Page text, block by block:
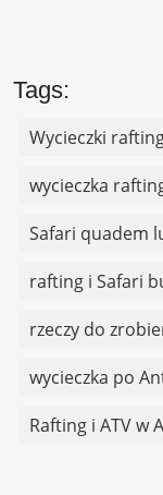
Tags:
Wycieczki
wycieczka
Safari quadem
rafting i Safari
rzeczy do
wycieczka po
Rafting i ATV w